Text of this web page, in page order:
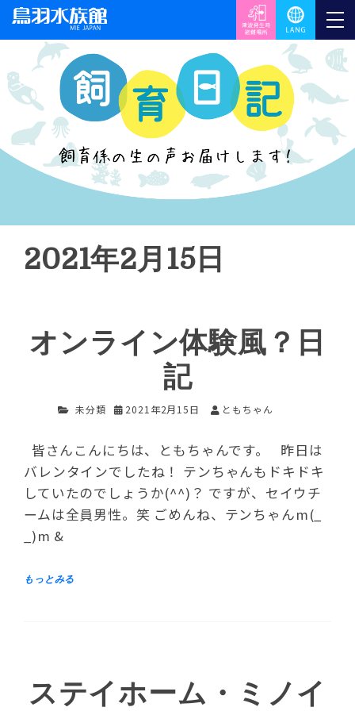
2021年2月15日
オンライン体験風？日
記
未分類 2021年2月15日 ともちゃん
皆さんこんにちは、ともちゃんです。 昨日は
バレンタインでしたね！ テンちゃんもドキドキ
していたのでしょうか(^^)？ ですが、セイウチ
ームは全員男性。笑 ごめんね、テンちゃんm(_
_)m &
ステイホーム・ミノイ